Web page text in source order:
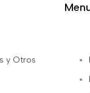
y Otros